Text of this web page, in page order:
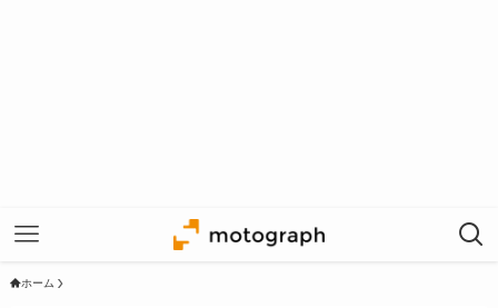
ホーム